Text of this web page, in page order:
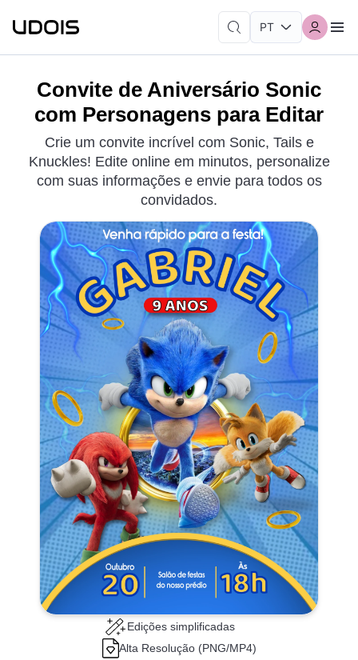
Convite de Aniversário Sonic
com Personagens para Editar
Crie um convite incrível com Sonic, Tails e
Knuckles! Edite online em minutos, personalize
com suas informações e envie para todos os
convidados.
Edições simplificadas
Alta Resolução (PNG/MP4)